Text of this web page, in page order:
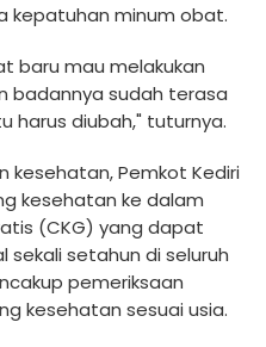
kepatuhan minum obat.
baru mau melakukan
badannya sudah terasa
harus diubah," tuturnya.
kesehatan, Pemkot Kediri
kesehatan ke dalam
(CKG) yang dapat
sekali setahun di seluruh
pemeriksaan
kesehatan sesuai usia.